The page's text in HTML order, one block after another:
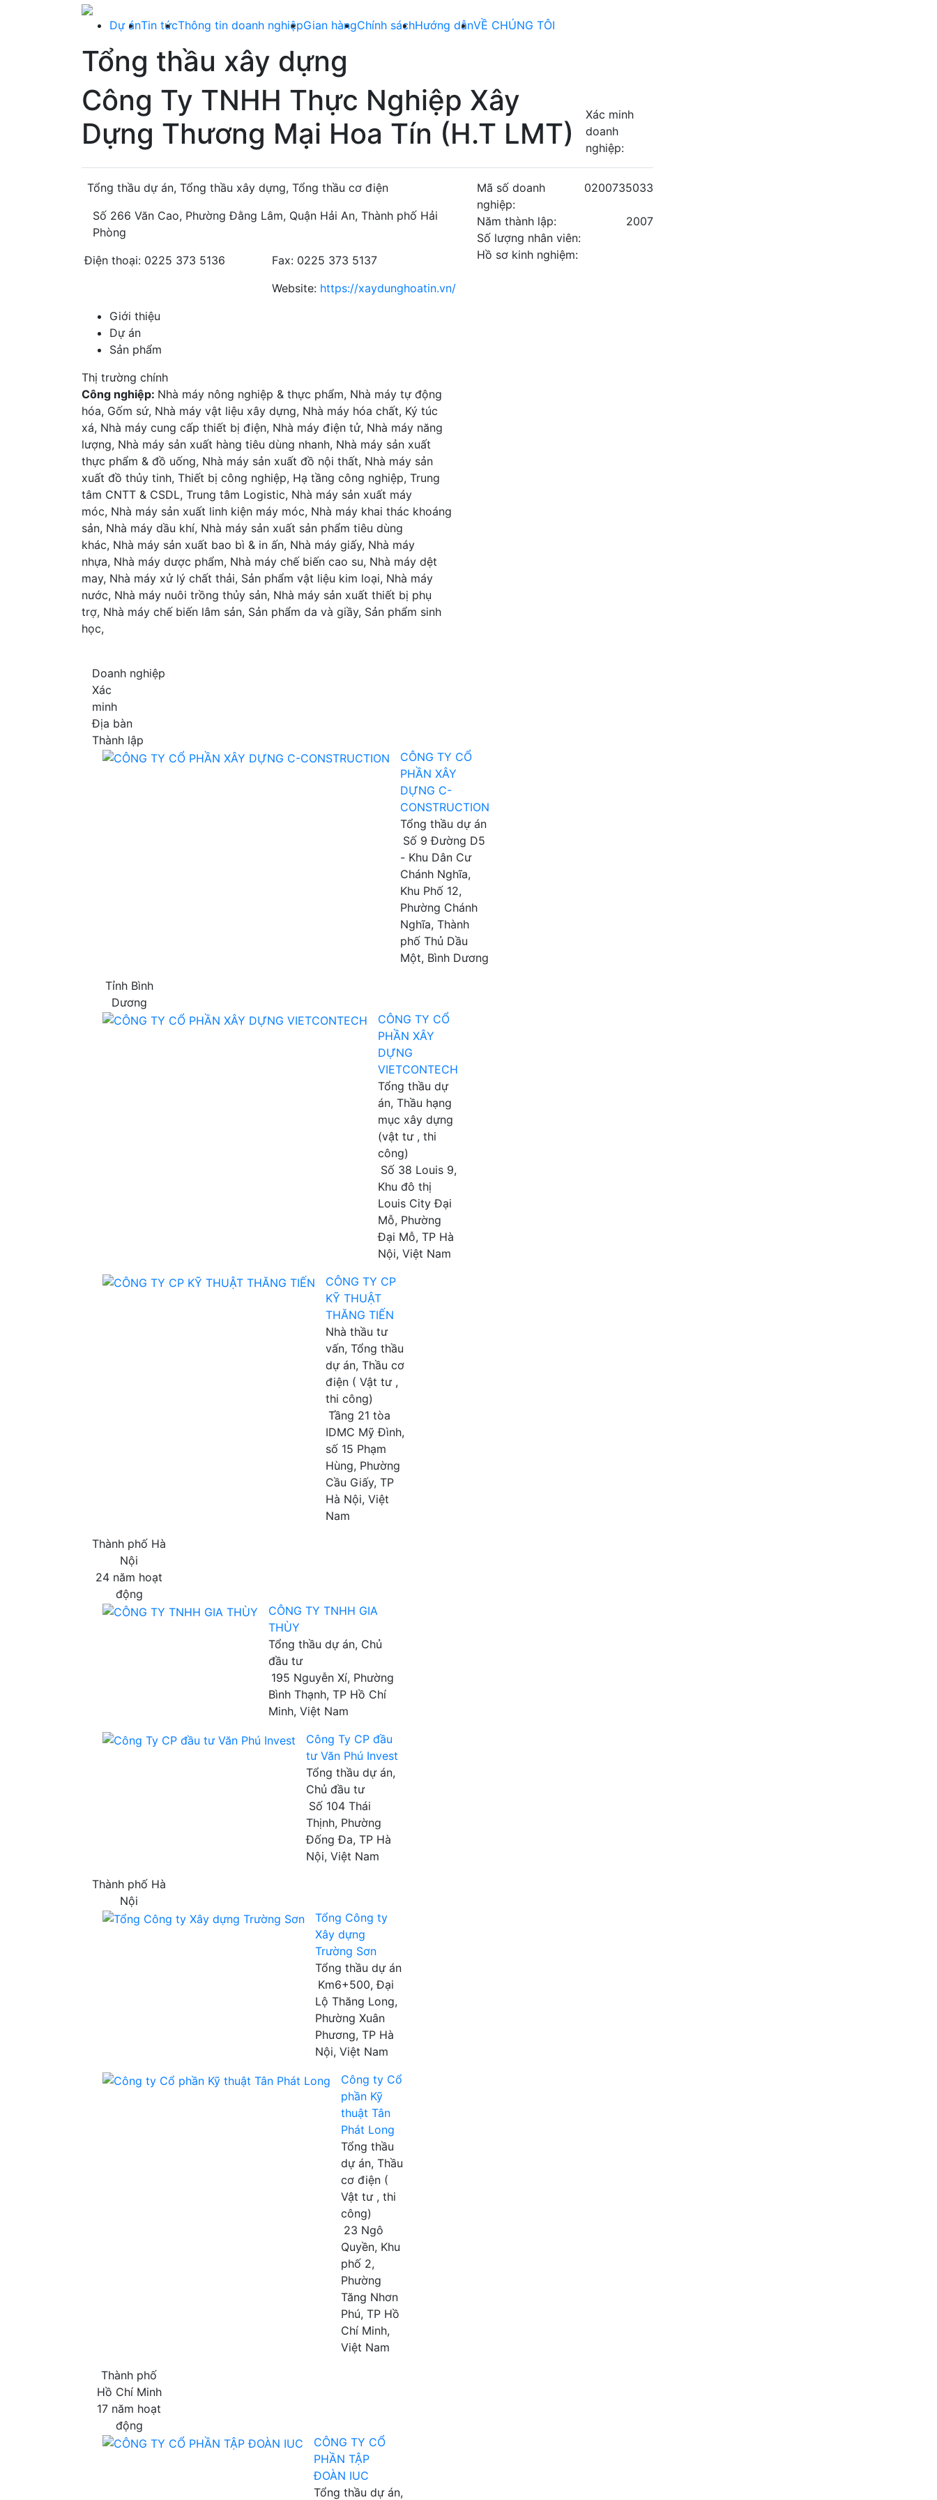
Dự ánTin tứcThông tin doanh nghiệpGian hàngChính sáchHướng dẫnVỀ CHÚNG TÔI
Tổng thầu xây dựng
Công Ty TNHH Thực Nghiệp Xây
Dựng Thương Mại Hoa Tín (H.T LMT)
Xác minh
doanh
nghiệp:
Tổng thầu dự án, Tổng thầu xây dựng, Tổng thầu cơ điện
Số 266 Văn Cao, Phường Đằng Lâm, Quận Hải An, Thành phố Hải
Phòng
Điện thoại: 0225 373 5136
Fax: 0225 373 5137
Website: https://xaydunghoatin.vn/
Giới thiệu
Dự án
Sản phẩm
Thị trường chính
Công nghiệp: Nhà máy nông nghiệp & thực phẩm, Nhà máy tự động
hóa, Gốm sứ, Nhà máy vật liệu xây dựng, Nhà máy hóa chất, Ký túc
xá, Nhà máy cung cấp thiết bị điện, Nhà máy điện tử, Nhà máy năng
lượng, Nhà máy sản xuất hàng tiêu dùng nhanh, Nhà máy sản xuất
thực phẩm & đồ uống, Nhà máy sản xuất đồ nội thất, Nhà máy sản
xuất đồ thủy tinh, Thiết bị công nghiệp, Hạ tầng công nghiệp, Trung
tâm CNTT & CSDL, Trung tâm Logistic, Nhà máy sản xuất máy
móc, Nhà máy sản xuất linh kiện máy móc, Nhà máy khai thác khoáng
sản, Nhà máy dầu khí, Nhà máy sản xuất sản phẩm tiêu dùng
khác, Nhà máy sản xuất bao bì & in ấn, Nhà máy giấy, Nhà máy
nhựa, Nhà máy dược phẩm, Nhà máy chế biến cao su, Nhà máy dệt
may, Nhà máy xử lý chất thải, Sản phẩm vật liệu kim loại, Nhà máy
nước, Nhà máy nuôi trồng thủy sản, Nhà máy sản xuất thiết bị phụ
trợ, Nhà máy chế biến lâm sản, Sản phẩm da và giầy, Sản phẩm sinh
học,
Mã số doanh
nghiệp:
0200735033
Năm thành lập:
2007
Số lượng nhân viên:
Hồ sơ kinh nghiệm:
Doanh nghiệp
Xác
minh
Địa bàn
Thành lập
CÔNG TY CỔ
PHẦN XÂY
DỰNG C-
CONSTRUCTION
Tổng thầu dự án
Số 9 Đường D5
- Khu Dân Cư
Chánh Nghĩa,
Khu Phố 12,
Phường Chánh
Nghĩa, Thành
phố Thủ Dầu
Một, Bình Dương
Tỉnh Bình
Dương
CÔNG TY CỔ
PHẦN XÂY
DỰNG
VIETCONTECH
Tổng thầu dự
án, Thầu hạng
mục xây dựng
(vật tư , thi
công)
Số 38 Louis 9,
Khu đô thị
Louis City Đại
Mỗ, Phường
Đại Mỗ, TP Hà
Nội, Việt Nam
CÔNG TY CP
KỸ THUẬT
THĂNG TIẾN
Nhà thầu tư
vấn, Tổng thầu
dự án, Thầu cơ
điện ( Vật tư ,
thi công)
Tầng 21 tòa
IDMC Mỹ Đình,
số 15 Phạm
Hùng, Phường
Cầu Giấy, TP
Hà Nội, Việt
Nam
Thành phố Hà
Nội
24 năm hoạt
động
CÔNG TY TNHH GIA
THÙY
Tổng thầu dự án, Chủ
đầu tư
195 Nguyễn Xí, Phường
Bình Thạnh, TP Hồ Chí
Minh, Việt Nam
Công Ty CP đầu
tư Văn Phú Invest
Tổng thầu dự án,
Chủ đầu tư
Số 104 Thái
Thịnh, Phường
Đống Đa, TP Hà
Nội, Việt Nam
Thành phố Hà
Nội
Tổng Công ty
Xây dựng
Trường Sơn
Tổng thầu dự án
Km6+500, Đại
Lộ Thăng Long,
Phường Xuân
Phương, TP Hà
Nội, Việt Nam
Công ty Cổ
phần Kỹ
thuật Tân
Phát Long
Tổng thầu
dự án, Thầu
cơ điện (
Vật tư , thi
công)
23 Ngô
Quyền, Khu
phố 2,
Phường
Tăng Nhơn
Phú, TP Hồ
Chí Minh,
Việt Nam
Thành phố
Hồ Chí Minh
17 năm hoạt
động
CÔNG TY CỔ
PHẦN TẬP
ĐOÀN IUC
Tổng thầu dự án,